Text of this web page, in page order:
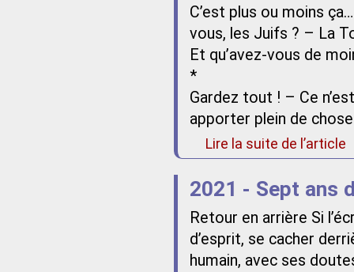
C’est plus ou moins
vous, les Juifs ? – La
Et qu’avez-vous de
*
Gardez tout ! – Ce
apporter plein de
Lire la suite de l’article
2021 - Sept ans
Retour en arrière Si
d’esprit, se cacher
humain, avec ses